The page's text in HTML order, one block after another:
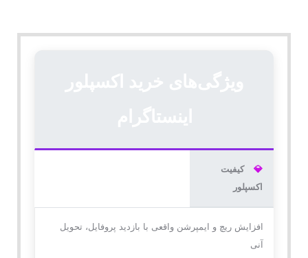
💎
کیفیت
اکسپلور
افزایش ریچ و ایمپرشن واقعی با بازدید پروفایل، تحویل
آنی